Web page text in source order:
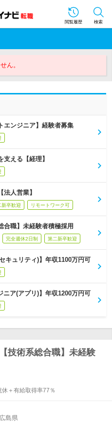
閲覧履歴 検索
ん。
エンジニア】経験者募集
える【経理】
人営業】
新卒歓迎 リモートワーク可
合職】未経験者積極採用
完全週休2日制 第二新卒歓迎
キュリティ)】年収1100万円可
ア(アプリ)】年収1200万円可
技術系総合職】未経験
＋有給取得率77％
島県